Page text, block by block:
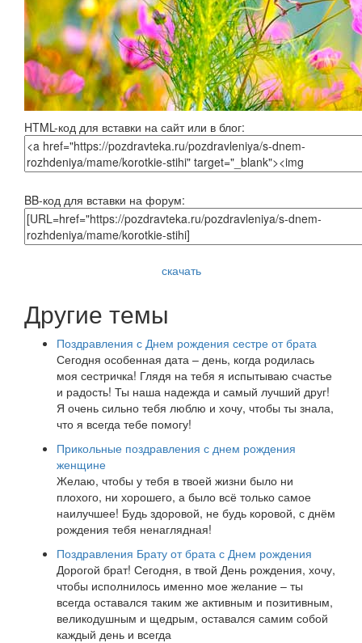
HTML-код для вставки на сайт или в блог:
BB-код для вставки на форум:
скачать
Другие темы
Поздравления с Днем рождения сестре от брата
Сегодня особенная дата – день, когда родилась
моя сестричка! Глядя на тебя я испытываю счастье
и радость! Ты наша надежда и самый лучший друг!
Я очень сильно тебя люблю и хочу, чтобы ты знала,
что я всегда тебе помогу!
Прикольные поздравления с днем рождения
женщине
Желаю, чтобы у тебя в твоей жизни было ни
плохого, ни хорошего, а было всё только самое
наилучшее! Будь здоровой, не будь коровой, с днём
рождения тебя ненаглядная!
Поздравления Брату от брата с Днем рождения
Дорогой брат! Сегодня, в твой День рождения, хочу,
чтобы исполнилось именно мое желание – ты
всегда оставался таким же активным и позитивным,
великодушным и щедрым, оставался самим собой
каждый день и всегда